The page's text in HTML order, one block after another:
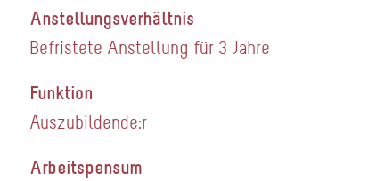
Anstellungsverhältnis
Befristete Anstellung für 3 Jahre
Funktion
Auszubildende:r
Arbeitspensum